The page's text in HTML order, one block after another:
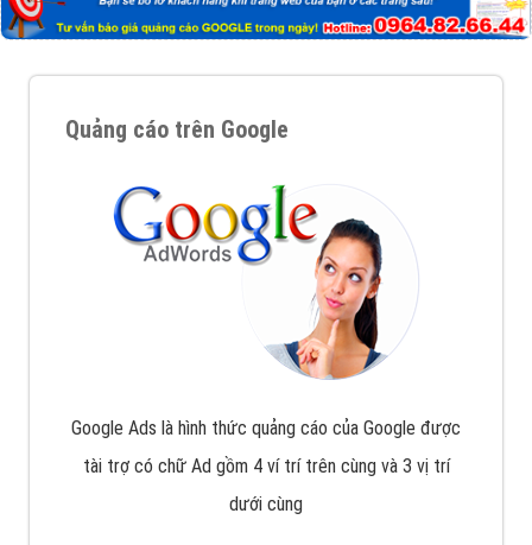
Quảng cáo trên Google
Google Ads là hình thức quảng cáo của Google được
tài trợ có chữ Ad gồm 4 ví trí trên cùng và 3 vị trí
dưới cùng